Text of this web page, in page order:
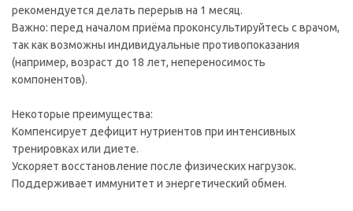
рекомендуется делать перерыв на 1 месяц.
Важно: перед началом приёма проконсультируйтесь с врачом,
так как возможны индивидуальные противопоказания
(например, возраст до 18 лет, непереносимость
компонентов).
Некоторые преимущества:
Компенсирует дефицит нутриентов при интенсивных
тренировках или диете.
Ускоряет восстановление после физических нагрузок.
Поддерживает иммунитет и энергетический обмен.